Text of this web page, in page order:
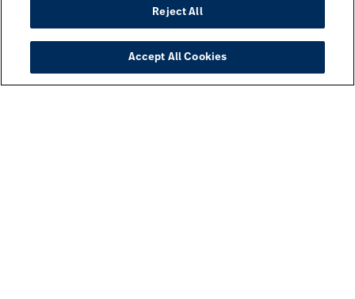
Reject All
Accept All Cookies